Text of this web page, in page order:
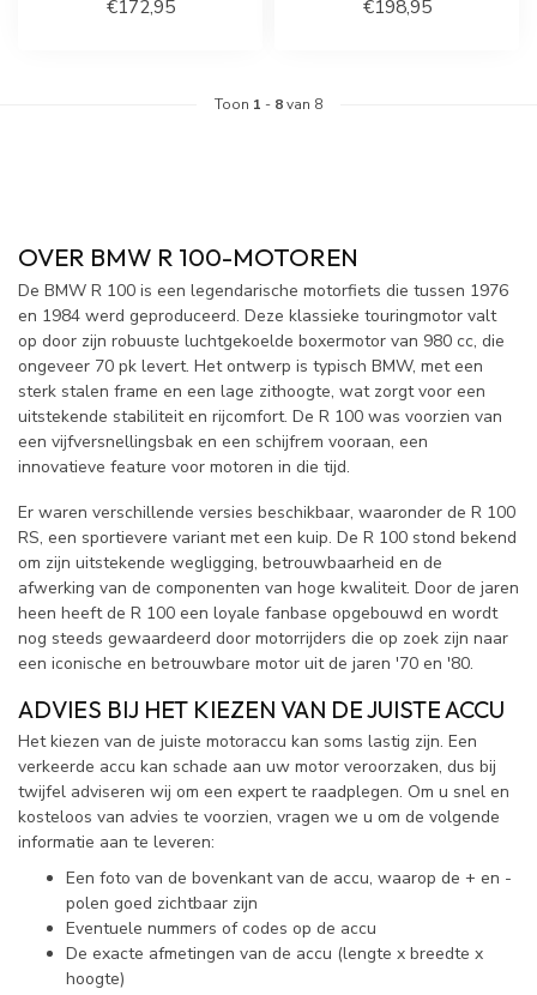
€172,95 €198,95
Toon 1 - 8van 8
OVER BMW R 100-MOTOREN
De BMW R 100 is een legendarische motorfiets die tussen 1976
en 1984 werd geproduceerd. Deze klassieke touringmotor valt
op door zijn robuuste luchtgekoelde boxermotor van 980 cc, die
ongeveer 70 pk levert. Het ontwerp is typisch BMW, met een
sterk stalen frame en een lage zithoogte, wat zorgt voor een
uitstekende stabiliteit en rijcomfort. De R 100 was voorzien van
een vijfversnellingsbak en een schijfrem vooraan, een
innovatieve feature voor motoren in die tijd.
Er waren verschillende versies beschikbaar, waaronder de R 100
RS, een sportievere variant met een kuip. De R 100 stond bekend
om zijn uitstekende wegligging, betrouwbaarheid en de
afwerking van de componenten van hoge kwaliteit. Door de jaren
heen heeft de R 100 een loyale fanbase opgebouwd en wordt
nog steeds gewaardeerd door motorrijders die op zoek zijn naar
een iconische en betrouwbare motor uit de jaren '70 en '80.
ADVIES BIJ HET KIEZEN VAN DE JUISTE ACCU
Het kiezen van de juiste motoraccu kan soms lastig zijn. Een
verkeerde accu kan schade aan uw motor veroorzaken, dus bij
twijfel adviseren wij om een expert te raadplegen. Om u snel en
kosteloos van advies te voorzien, vragen we u om de volgende
informatie aan te leveren:
Een foto van de bovenkant van de accu, waarop de + en -
polen goed zichtbaar zijn
Eventuele nummers of codes op de accu
De exacte afmetingen van de accu (lengte x breedte x
hoogte)